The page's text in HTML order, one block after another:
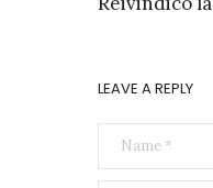
LEAVE A REPLY